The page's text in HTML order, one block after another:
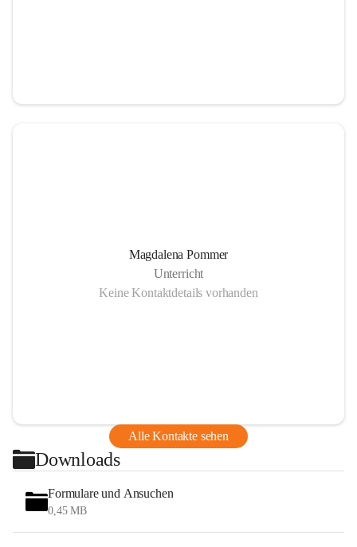
Magdalena Pommer
Unterricht
Keine Kontaktdetails vorhanden
Alle Kontakte sehen
Downloads
Formulare und Ansuchen
0,45 MB